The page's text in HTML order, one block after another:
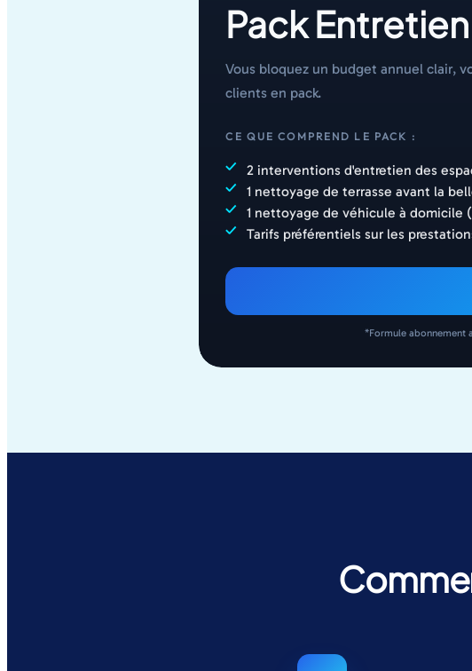
Pack
Vous bloquez un budget annuel clair,
clients en pack.
CE QUE COMPREND LE PACK :
2 interventions d'entretien des
1 nettoyage de terrasse avant la
1 nettoyage de véhicule à
Tarifs préférentiels sur les
*Formule abonnement